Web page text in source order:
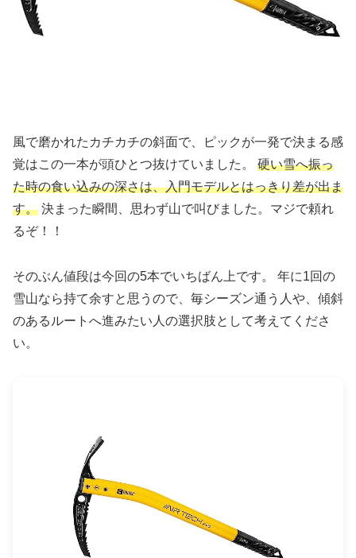
風で磨かれたカチカチの斜面で、ピックが一発で決まる感
覚はこの一本が頭ひとつ抜けていました。 硬い雪へ振っ
た時の食い込みの深さは、入門モデルとはっきり差が出ま
す。 決まった瞬間、思わず山で叫びました。マジで頼れ
るぞ！！
そのぶん値段は今回の5本でいちばん上です。 年に1回の
雪山なら持て余すと思うので、毎シーズン通う人や、傾斜
のあるルートへ進みたい人の選択肢として考えてくださ
い。